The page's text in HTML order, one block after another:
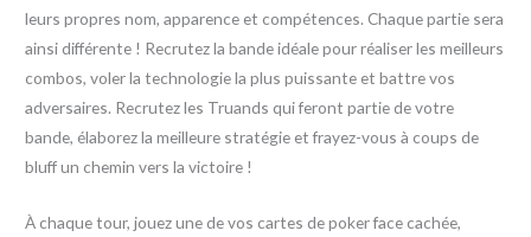
leurs propres nom, apparence et compétences. Chaque partie sera
ainsi différente ! Recrutez la bande idéale pour réaliser les meilleurs
combos, voler la technologie la plus puissante et battre vos
adversaires. Recrutez les Truands qui feront partie de votre
bande, élaborez la meilleure stratégie et frayez-vous à coups de
bluff un chemin vers la victoire !
À chaque tour, jouez une de vos cartes de poker face cachée,